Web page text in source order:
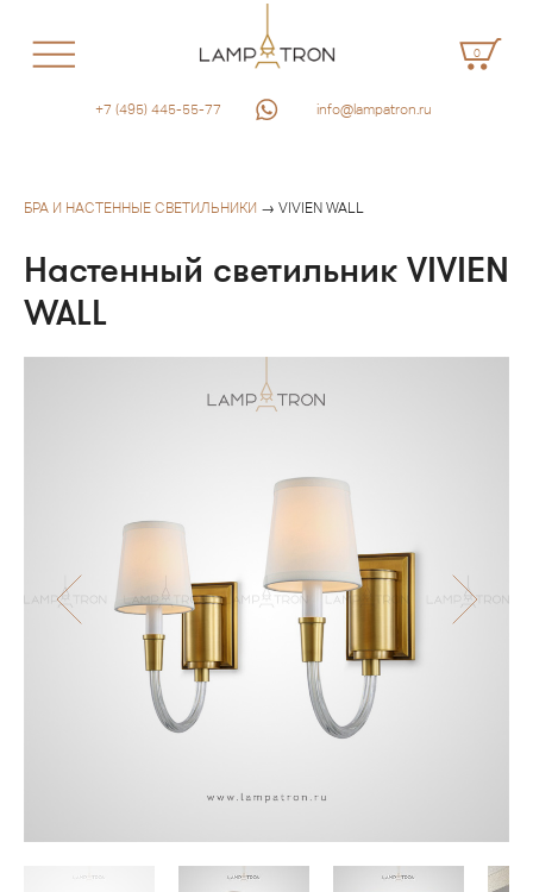
0
+7 (495) 445-55-77 info@lampatron.ru
БРА И НАСТЕННЫЕ СВЕТИЛЬНИКИ → VIVIEN WALL
Настенный светильник VIVIEN
WALL